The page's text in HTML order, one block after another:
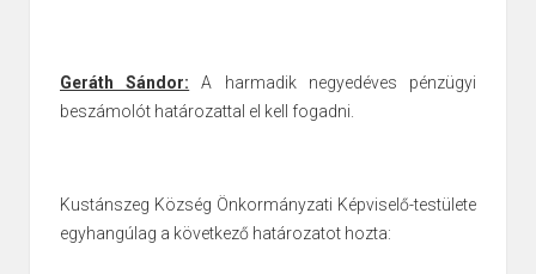
Geráth Sándor: A harmadik negyedéves pénzügyi
beszámolót határozattal el kell fogadni.
Kustánszeg Község Önkormányzati Képviselő-testülete
egyhangúlag a következő határozatot hozta: